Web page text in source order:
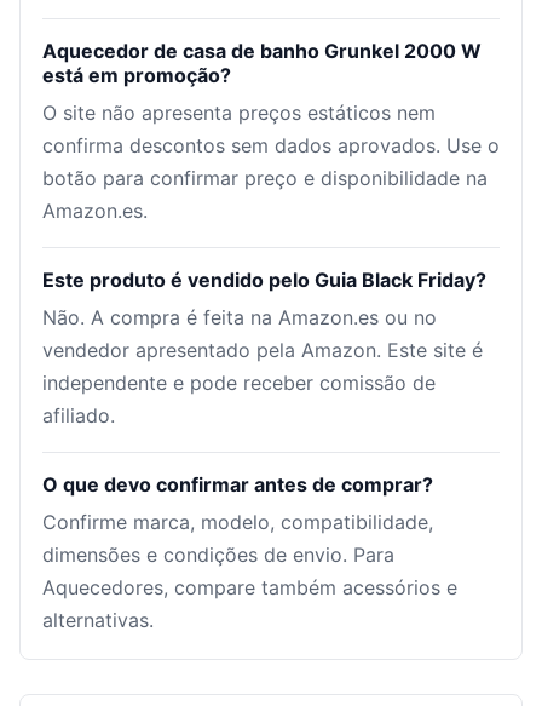
Aquecedor de casa de banho Grunkel 2000 W
está em promoção?
O site não apresenta preços estáticos nem
confirma descontos sem dados aprovados. Use o
botão para confirmar preço e disponibilidade na
Amazon.es.
Este produto é vendido pelo Guia Black Friday?
Não. A compra é feita na Amazon.es ou no
vendedor apresentado pela Amazon. Este site é
independente e pode receber comissão de
afiliado.
O que devo confirmar antes de comprar?
Confirme marca, modelo, compatibilidade,
dimensões e condições de envio. Para
Aquecedores, compare também acessórios e
alternativas.